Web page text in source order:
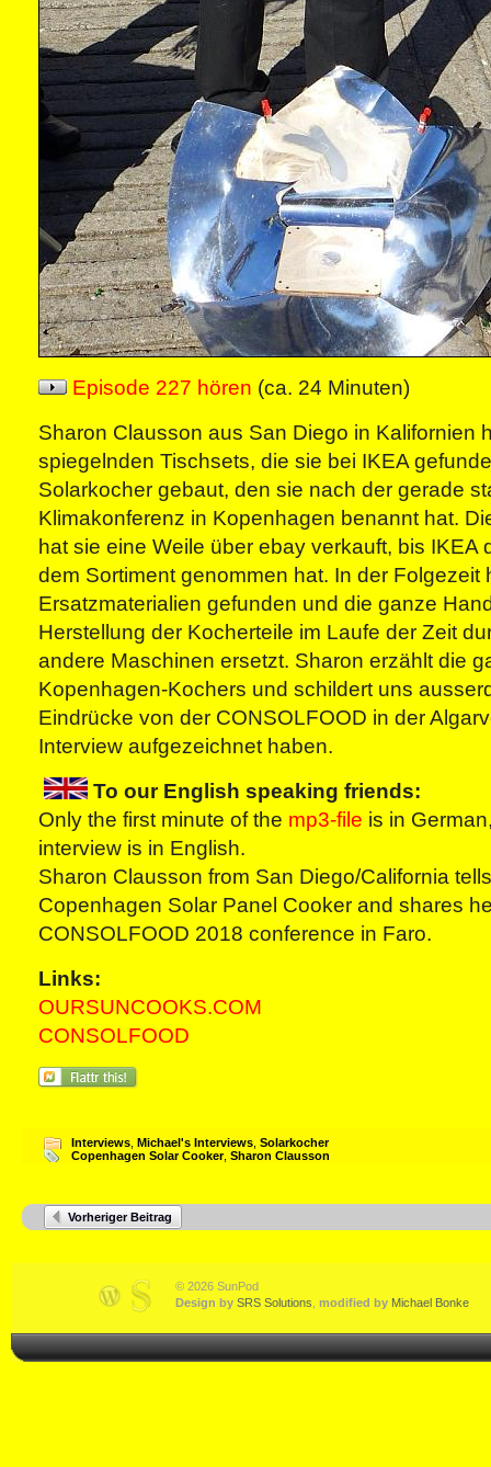
Episode 227 hören (ca. 24 Minuten)
Sharon Clausson aus San Diego in Kalifornien
spiegelnden Tischsets, die sie bei IKEA
Solarkocher gebaut, den sie nach der gerade
Klimakonferenz in Kopenhagen benannt hat.
hat sie eine Weile über ebay verkauft, bis IKEA
dem Sortiment genommen hat. In der Folgezeit
Ersatzmaterialien gefunden und die ganze
Herstellung der Kocherteile im Laufe der Zeit
andere Maschinen ersetzt. Sharon erzählt die
Kopenhagen-Kochers und schildert uns
Eindrücke von der CONSOLFOOD in der
Interview aufgezeichnet haben.
To our English speaking friends:
Only the first minute of the mp3-file is in
interview is in English.
Sharon Clausson from San Diego/California
Copenhagen Solar Panel Cooker and shares
CONSOLFOOD 2018 conference in Faro.
Links:
OURSUNCOOKS.COM
CONSOLFOOD
Interviews Michael's Interviews Solarkocher
Copenhagen Solar Cooker, Sharon Clausson
Vorheriger Beitrag
© 2026 SunPod
Design by SRS Solutions modified by Michael Bonke